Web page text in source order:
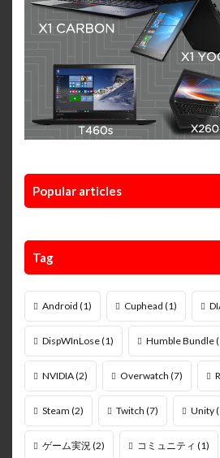
Popular articles
Tag
Android (1) Cuphead (1)
DispWInLose(1) Humble Bundle
NVIDIA(2) Overwatch (7)
Steam (2) Twitch (7) Unity
ゲーム実況(2) コミュニティ (1)